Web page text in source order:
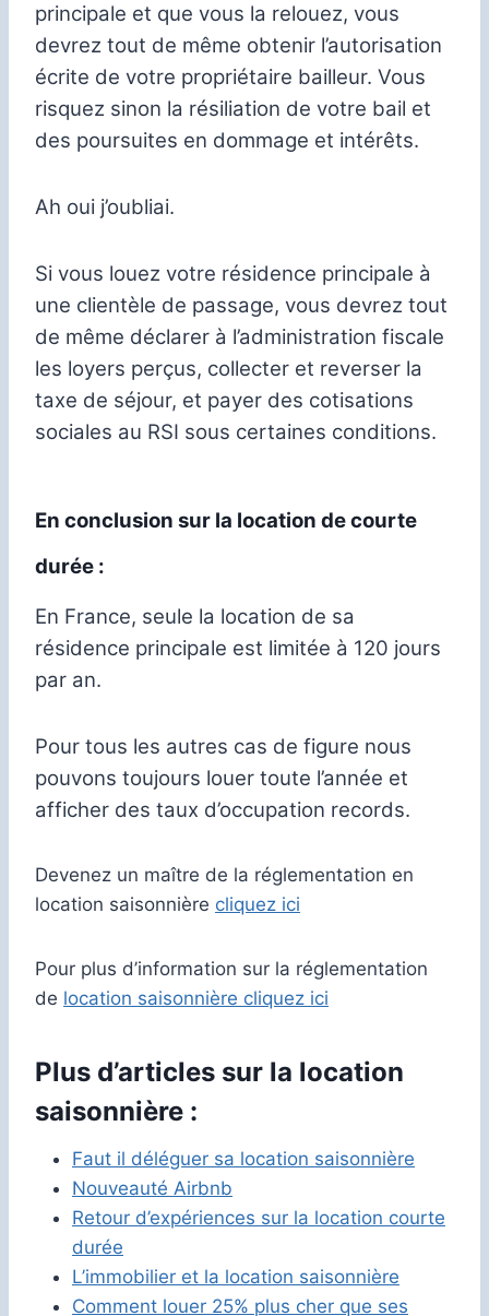
principale et que vous la relouez, vous
devrez tout de même obtenir l’autorisation
écrite de votre propriétaire bailleur. Vous
risquez sinon la résiliation de votre bail et
des poursuites en dommage et intérêts.
Ah oui j’oubliai.
Si vous louez votre résidence principale à
une clientèle de passage, vous devrez tout
de même déclarer à l’administration fiscale
les loyers perçus, collecter et reverser la
taxe de séjour, et payer des cotisations
sociales au RSI sous certaines conditions.
En conclusion sur la location de courte
durée :
En France, seule la location de sa
résidence principale est limitée à 120 jours
par an.
Pour tous les autres cas de figure nous
pouvons toujours louer toute l’année et
afficher des taux d’occupation records.
Devenez un maître de la réglementation en
location saisonnière cliquez ici
Pour plus d’information sur la réglementation
de location saisonnière cliquez ici
Plus d’articles sur la location
saisonnière :
Faut il déléguer sa location saisonnière
Nouveauté Airbnb
Retour d’expériences sur la location courte
durée
L’immobilier et la location saisonnière
Comment louer 25% plus cher que ses